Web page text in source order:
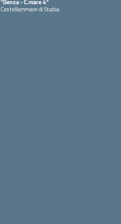
"Denza - C.mare 4"
Castellammare di Stabia